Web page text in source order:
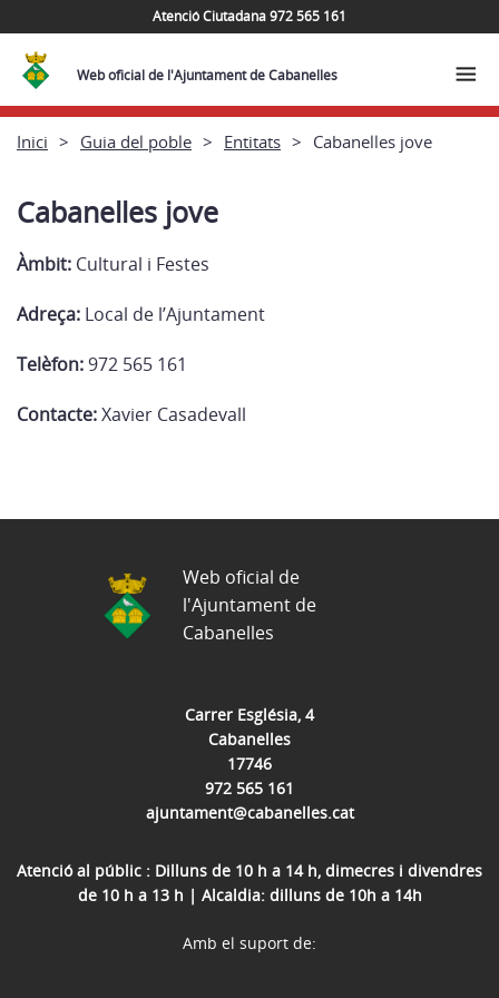
Atenció Ciutadana 972 565 161
Web oficial de l'Ajuntament de Cabanelles
Inici Guia del poble Entitats Cabanelles jove
Cabanelles jove
Àmbit: Cultural i Festes
Adreça: Local de l’Ajuntament
Telèfon:972 565 161
Contacte:Xavier Casadevall
Carrer Església, 4
Cabanelles
17746
972 565 161
ajuntament@cabanelles.cat
Atenció al públic : Dilluns de 10 h a 14 h, dimecres i divendres
de 10 h a 13 h | Alcaldia: dilluns de 10h a 14h
Web oficial de
l'Ajuntament de
Cabanelles
Amb el suport de: